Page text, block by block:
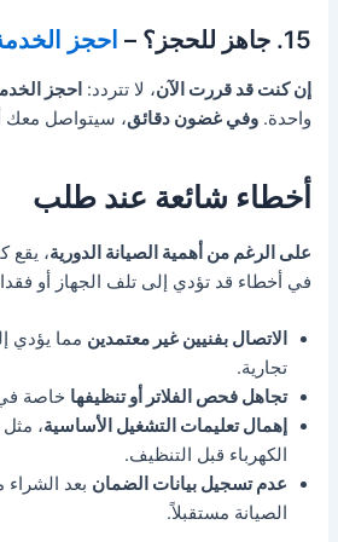
15. جاهز للحجز؟ – احجز
إن كنت قد قررت الآن، لا تتردد: احجز
واحدة.وفي غضون دقائق، سيتواصل معك
أخطاء شائعة عند طلب
على الرغم من أهمية الصيانة الدورية، يقع
في أخطاء قد تؤدي إلى تلف الجهاز أو
الاتصال بفنيين غير معتمدين مما يؤدي
تجارية.
تجاهل فحص الفلاتر أو تنظيفها خاصة في
إهمال تعليمات التشغيل الأساسية،
الكهرباء قبل التنظيف.
عدم تسجيل بيانات الضمان بعد
الصيانة مستقبلاً.